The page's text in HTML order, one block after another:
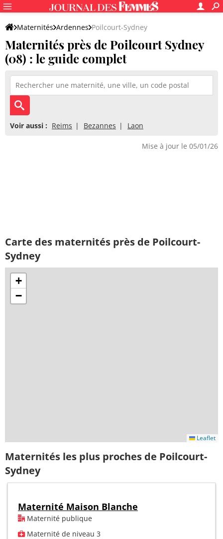
Maternités Ardennes Poilcourt-Sydney
Maternités près de Poilcourt Sydney
(08) : le guide complet
Voir aussi : Reims Bezannes Laon
Mise à jour le 05/01/26
Carte des maternités près de Poilcourt-
Sydney
+
−
Leaflet
Maternités les plus proches de Poilcourt-
Sydney
Maternité Maison Blanche
Maternité publique
Maternité de niveau 3